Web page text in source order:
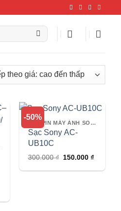
-50%
SẠC PIN MÁY ẢNH SONY
Sạc Sony AC-
UB10C
300.000₫ Giá
là:
150.000 ₫Giá
tại